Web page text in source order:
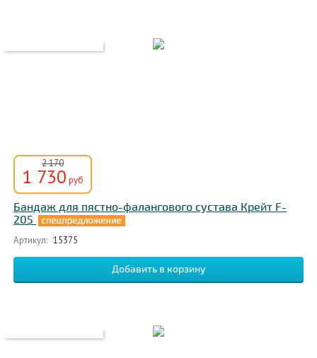
2 170
1 730 руб
Бандаж для пястно-фалангового сустава Крейт F-
205
Артикул: 15375